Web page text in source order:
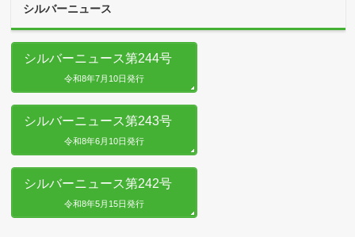
シルバーニュース
シルバーニュース第244号
令和8年7月10日発行
シルバーニュース第243号
令和8年6月10日発行
シルバーニュース第242号
令和8年5月15日発行